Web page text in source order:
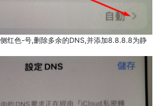
红色-号,删除多余的DNS,并添加8.8.8.8为静